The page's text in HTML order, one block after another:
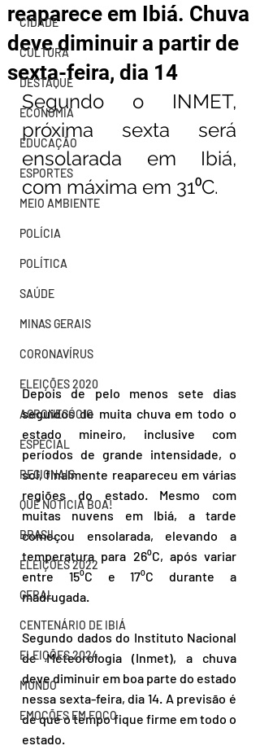
CIDADE
CULTURA
DESTAQUE
ECONOMIA
EDUCAÇÃO
ESPORTES
MEIO AMBIENTE
POLÍCIA
POLÍTICA
SAÚDE
MINAS GERAIS
CORONAVÍRUS
ELEIÇÕES 2020
AGRONEGÓCIO
ESPECIAL
REGIONAIS
QUE NOTÍCIA BOA!
BRASIL
ELEIÇÕES 2022
GERAL
CENTENÁRIO DE IBIÁ
ELEIÇÕES 2024
MUNDO
EMOÇÕES EM FOCO
reaparece em Ibiá. Chuva
deve diminuir a partir de
sexta-feira, dia 14
Segundo o INMET,
próxima sexta será
ensolarada em Ibiá,
com máxima em 31⁰C.
Depois de pelo menos sete dias
seguidos de muita chuva em todo o
estado mineiro, inclusive com
períodos de grande intensidade, o
sol, finalmente reapareceu em várias
regiões do estado. Mesmo com
muitas nuvens em Ibiá, a tarde
começou ensolarada, elevando a
temperatura para 26⁰C, após variar
entre 15⁰C e 17⁰C durante a
madrugada.
Segundo dados do Instituto Nacional
de Meteorologia (Inmet), a chuva
deve diminuir em boa parte do estado
nessa sexta-feira, dia 14. A previsão é
de que o tempo fique firme em todo o
estado.